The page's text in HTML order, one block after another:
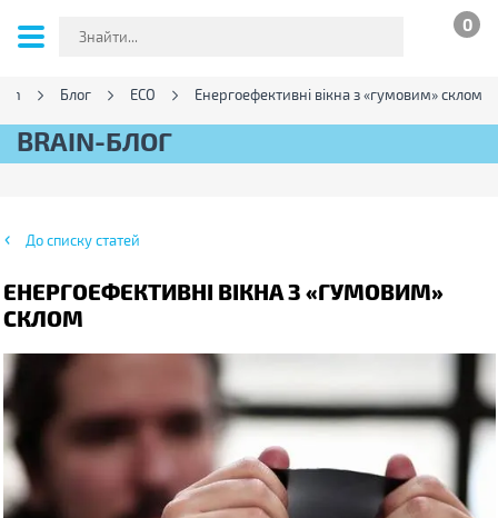
0
Блог ECO Енергоефективні вікна з «гумовим» склом
BRAIN-БЛОГ
До списку статей
ЕНЕРГОЕФЕКТИВНІ ВІКНА З «ГУМОВИМ»
СКЛОМ